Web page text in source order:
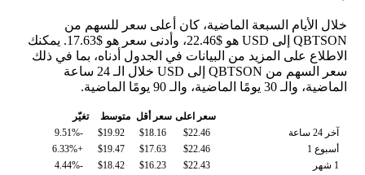
خلال الأيام السبعة الماضية، كان أعلى سعر للسهم من
QBTSON إلى USD هو $22.46، وأدنى سعر هو $17.63. يمكنك
الاطلاع على المزيد من البيانات في الجدول أدناه، بما في ذلك
سعر السهم من QBTSON إلى USD خلال الـ 24 ساعة
الماضية، والـ 30 يومًا الماضية، والـ 90 يومًا الماضية.
سعر اعلى سعر أقل متوسط
تغيّر
آخر 24 ساعة
$22.46
$18.16
$19.92
-9.51%
أسبوع 1
$22.46
$17.63
$19.47
+6.33%
1 شهر
$22.43
$16.23
$18.42
-4.44%